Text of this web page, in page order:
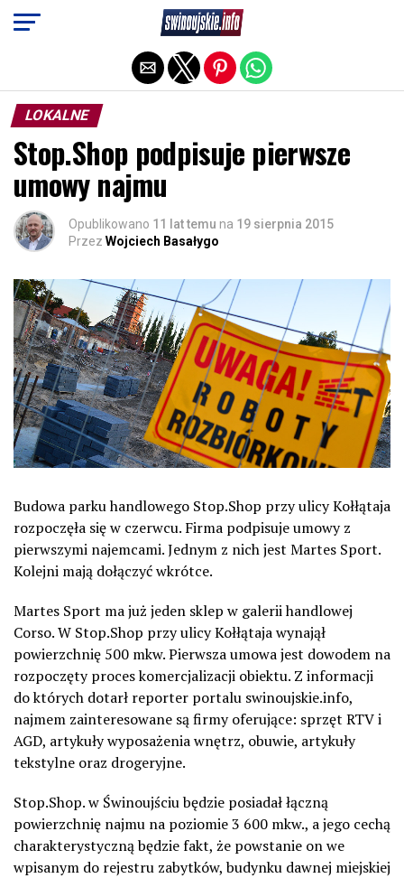
LOKALNE
Stop.Shop podpisuje pierwsze
umowy najmu
Opublikowano 11 lat temu na 19 sierpnia 2015
Przez Wojciech Basałygo
Budowa parku handlowego Stop.Shop przy ulicy Kołłątaja
rozpoczęła się w czerwcu. Firma podpisuje umowy z
pierwszymi najemcami. Jednym z nich jest Martes Sport.
Kolejni mają dołączyć wkrótce.
Martes Sport ma już jeden sklep w galerii handlowej
Corso. W Stop.Shop przy ulicy Kołłątaja wynajął
powierzchnię 500 mkw. Pierwsza umowa jest dowodem na
rozpoczęty proces komercjalizacji obiektu. Z informacji
do których dotarł reporter portalu swinoujskie.info,
najmem zainteresowane są firmy oferujące: sprzęt RTV i
AGD, artykuły wyposażenia wnętrz, obuwie, artykuły
tekstylne oraz drogeryjne.
Stop.Shop. w Świnoujściu będzie posiadał łączną
powierzchnię najmu na poziomie 3 600 mkw., a jego cechą
charakterystyczną będzie fakt, że powstanie on we
wpisanym do rejestru zabytków, budynku dawnej miejskiej
Exit mobile version